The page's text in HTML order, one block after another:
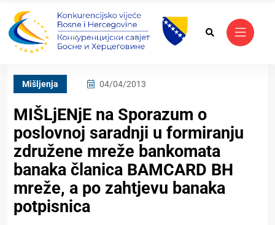
Mišljenja 04/04/2013
MIŠLjENjE na Sporazum o
poslovnoj saradnji u formiranju
združene mreže bankomata
banaka članica BAMCARD BH
mreže, a po zahtjevu banaka
potpisnica